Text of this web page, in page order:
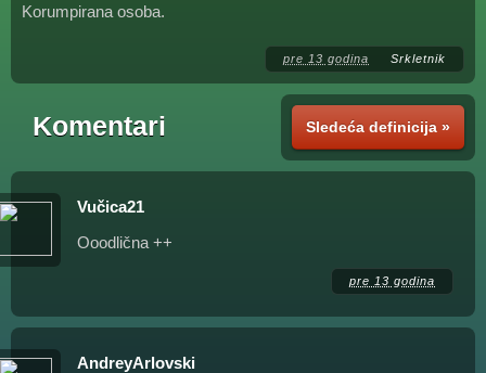
Korumpirana osoba.
pre 13 godina Srkletnik
Sledeća definicija »
Komentari
Vučica21
Ooodlična ++
pre 13 godina
AndreyArlovski